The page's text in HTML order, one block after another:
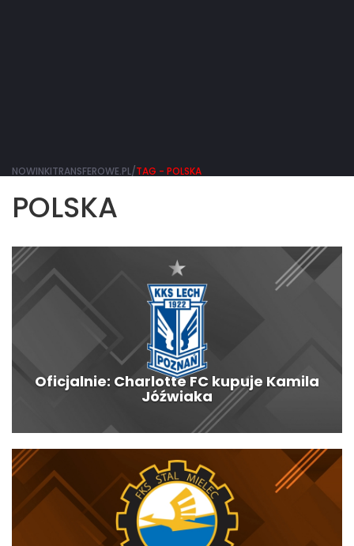
NOWINKITRANSFEROWE.PL/TAG - POLSKA
POLSKA
Oficjalnie: Charlotte FC kupuje Kamila
Jóźwiaka